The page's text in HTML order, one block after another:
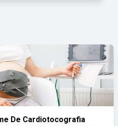
De Cardiotocografia